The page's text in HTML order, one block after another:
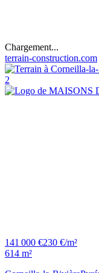
Chargement...
terrain-construction.com
2
141 000 €230 €/m²
614 m²